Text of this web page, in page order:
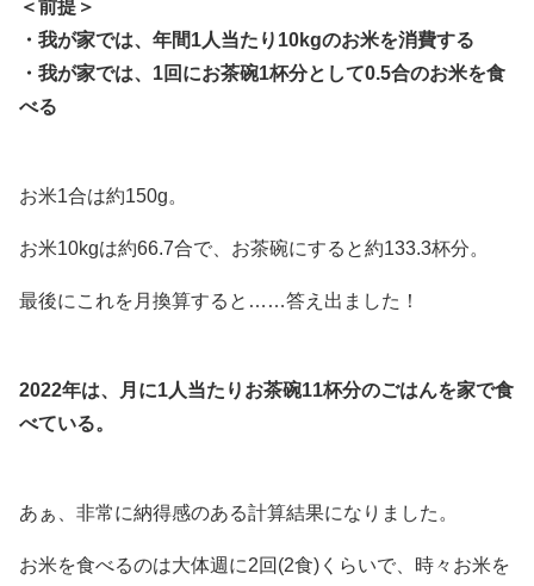
＜前提＞
・我が家では、年間1人当たり10kgのお米を消費する
・我が家では、1回にお茶碗1杯分として0.5合のお米を食
べる
お米1合は約150g。
お米10kgは約66.7合で、お茶碗にすると約133.3杯分。
最後にこれを月換算すると……答え出ました！
2022年は、月に1人当たりお茶碗11杯分のごはんを家で食
べている。
あぁ、非常に納得感のある計算結果になりました。
お米を食べるのは大体週に2回(2食)くらいで、時々お米を